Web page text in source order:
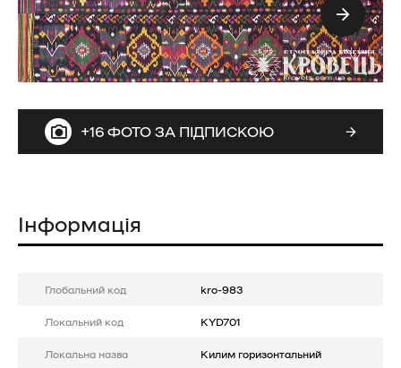
+16 ФОТО ЗА ПІДПИСКОЮ
Інформація
Глобальний код kro-983
Локальний код KYD701
Локальна назва Килим горизонтальний